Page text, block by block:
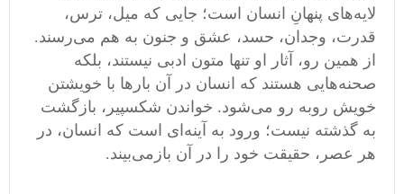
لایه‌های پنهانِ انسان است؛ جایی که میل، ترس،
قدرت، وجدان، حسد، عشق و جنون به هم می‌رسند.
از همین رو، آثار او تنها متون ادبی نیستند، بلکه
صحنه‌هایی‌ هستند که انسان در آن بارها با خویشتن
خویش روبه ‌رو می‌شود. خواندن شکسپیر، بازگشت
به گذشته نیست؛ ورود به آینه‌ای است که انسان، در
هر عصر، حقیقت خود را در آن بازمی‌بیند.